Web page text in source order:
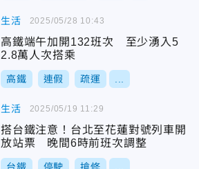
生活
高鐵端午加開132班次 至少湧入5
2.8萬人次搭乘
高鐵 連假 疏運
2025/05/28 10:43
生活
搭台鐵注意！台北至花蓮對號列車開
放站票 晚間6時前班次調整
2025/05/19 11:29